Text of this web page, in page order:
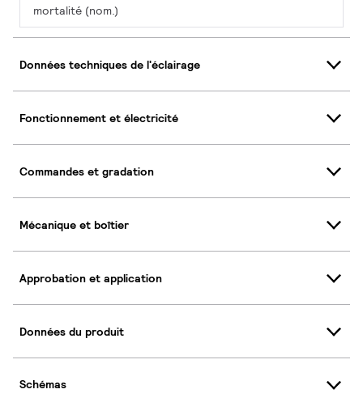
mortalité (nom.)
Données techniques de l'éclairage
Fonctionnement et électricité
Commandes et gradation
Mécanique et boîtier
Approbation et application
Données du produit
Schémas